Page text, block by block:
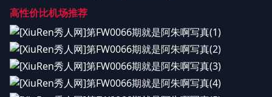
高性价比机场推荐